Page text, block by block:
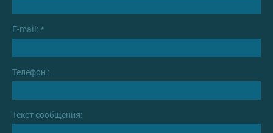
E-mail: *
Телефон :
Текст сообщения: